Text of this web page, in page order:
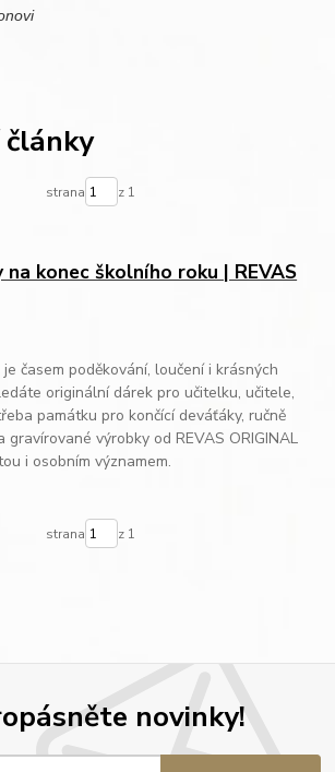
články
strana z 1
konec školního roku | REVAS
časem poděkování, loučení i krásných
originální dárek pro učitelku, učitele,
památku pro končící deváťáky, ručně
gravírované výrobky od REVAS ORIGINAL
i osobním významem.
strana z 1
novinky!